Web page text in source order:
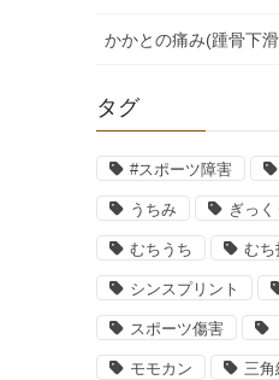
かかとの痛み(踵骨下
タグ
#スポーツ障害
うちみ ぎっ
むちうち むち
シンスプリント
スポーツ傷害
モモカン 三角